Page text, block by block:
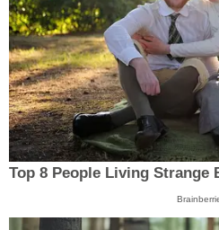
Top 8 People Living Strange